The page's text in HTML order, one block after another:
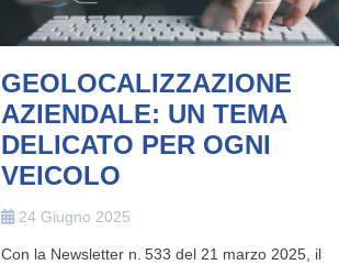
GEOLOCALIZZAZIONE
AZIENDALE: UN TEMA
DELICATO PER OGNI
VEICOLO
24 Giugno 2025
Con la Newsletter n. 533 del 21 marzo 2025, il